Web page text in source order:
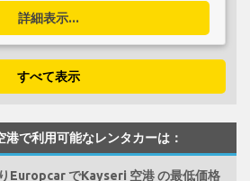
詳細表示...
すべて表示
で利用可能なレンタカーは：
Europcar でKayseri 空港 の最低価格